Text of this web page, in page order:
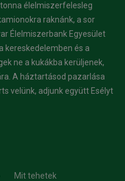
élelmiszerfelesleg
raknánk, a sor
Élelmiszerbank Egyesület
kereskedelemben és a
ne a kukákba kerüljenek,
A háztartásod pazarlása
velünk, adjunk együtt Esélyt
Mit tehetek